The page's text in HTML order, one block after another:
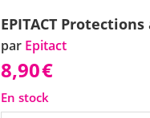
EPITACT
par Epitact
8,90€
En stock